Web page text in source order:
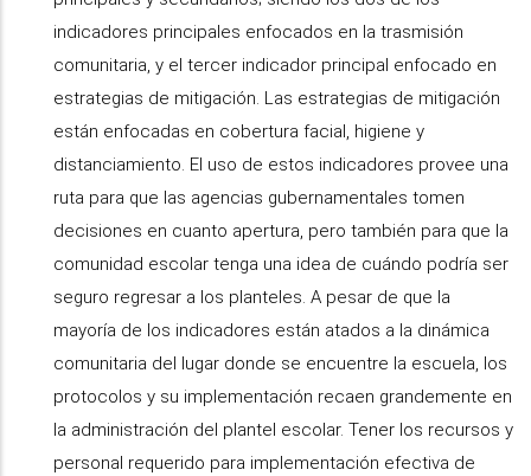
indicadores principales enfocados en la trasmisión
comunitaria, y el tercer indicador principal enfocado en
estrategias de mitigación. Las estrategias de mitigación
están enfocadas en cobertura facial, higiene y
distanciamiento. El uso de estos indicadores provee una
ruta para que las agencias gubernamentales tomen
decisiones en cuanto apertura, pero también para que la
comunidad escolar tenga una idea de cuándo podría ser
seguro regresar a los planteles. A pesar de que la
mayoría de los indicadores están atados a la dinámica
comunitaria del lugar donde se encuentre la escuela, los
protocolos y su implementación recaen grandemente en
la administración del plantel escolar. Tener los recursos y
personal requerido para implementación efectiva de